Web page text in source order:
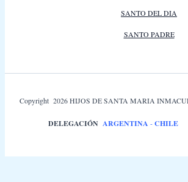
SANTO DEL DIA
SANTO PADRE
Copyright 2026 HIJOS DE SANTA MARIA
DELEGACIÓN ARGENTINA -CHILE